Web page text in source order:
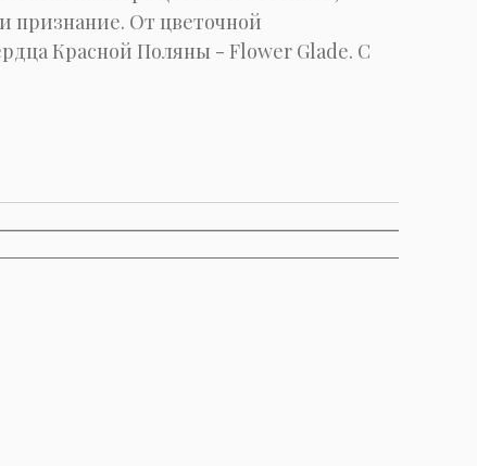
признание. От цветочной
Красной Поляны - Flower Glade. С